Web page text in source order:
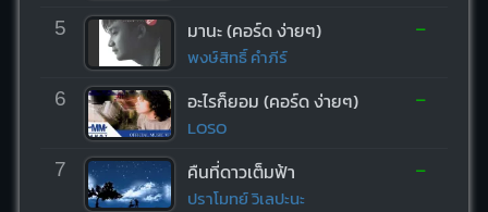
5 มานะ (คอร์ด ง่ายๆ)
พงษ์สิทธิ์ คำภีร์
-
6 อะไรก็ยอม (คอร์ด ง่ายๆ)
LOSO
-
7 คืนที่ดาวเต็มฟ้า
ปราโมทย์ วิเลปะนะ
-